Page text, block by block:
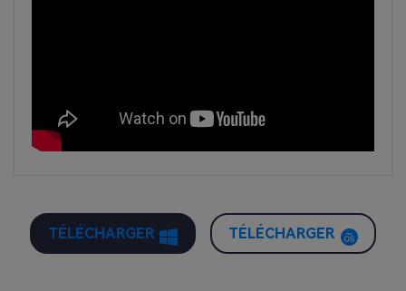
TÉLÉCHARGER TÉLÉCHARGER